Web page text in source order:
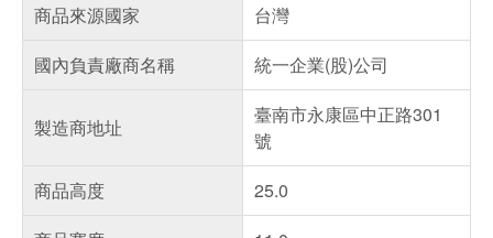
商品來源國家
台灣
國內負責廠商名稱
統一企業(股)公司
製造商地址
臺南市永康區中正路301
號
商品高度
25.0